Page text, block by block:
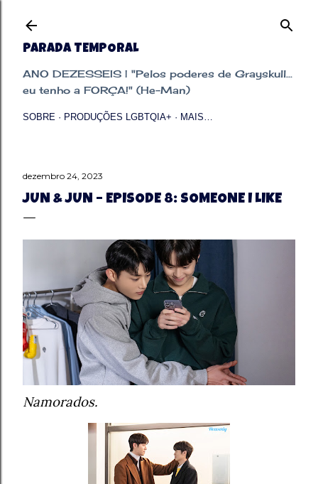
PARADA TEMPORAL
ANO DEZESSEIS | "Pelos poderes de Grayskull...
eu tenho a FORÇA!" (He-Man)
SOBRE PRODUÇÕES LGBTQIA+ MAIS…
dezembro 24, 2023
JUN & JUN – EPISODE 8: SOMEONE I LIKE
Namorados.